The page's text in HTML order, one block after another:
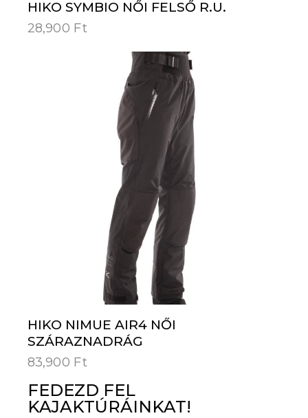
HIKO SYMBIO NŐI FELSŐ R.U.
28,900 Ft
HIKO NIMUE AIR4 NŐI
SZÁRAZNADRÁG
83,900 Ft
FEDEZD FEL
KAJAKTÚRÁINKAT!